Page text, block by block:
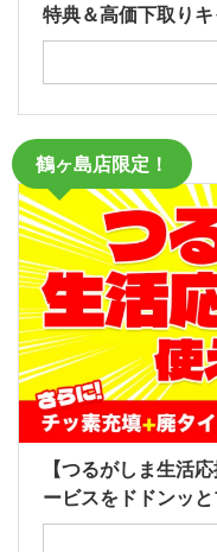
特典＆高価下取り
鶴ヶ島店限定！
【つるがしま生活
ービスをドドンッ